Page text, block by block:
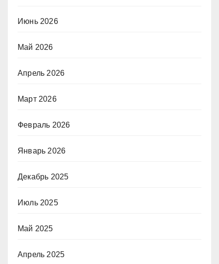
Июнь 2026
Май 2026
Апрель 2026
Март 2026
Февраль 2026
Январь 2026
Декабрь 2025
Июль 2025
Май 2025
Апрель 2025